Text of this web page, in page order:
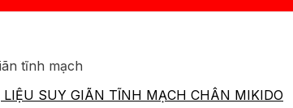
tĩnh mạch
LIỆU SUY GIÃN TĨNH MẠCH CHÂN MIKIDO